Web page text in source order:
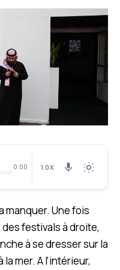
0:00 1.0X
manquer. Une fois
festivals à droite,
à se dresser sur la
mer. A l’intérieur,